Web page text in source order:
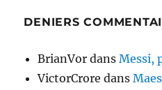
DENIERS
BrianVor dansMessi,
VictorCrore dans